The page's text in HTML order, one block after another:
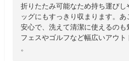
折りたたみ可能なため持ち運び
ッグにもすっきり収まります。
安心で、洗えて清潔に使えるのも
フェスやゴルフなど幅広いアウ
。